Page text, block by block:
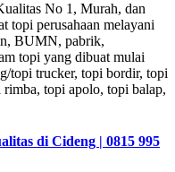
No 1, Murah, dan
topi perusahaan melayani
BUMN, pabrik,
topi yang dibuat mulai
topi trucker, topi bordir, topi
topi apolo, topi balap,
di Cideng | 0815 995